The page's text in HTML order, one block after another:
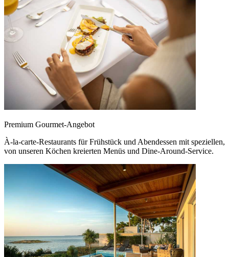
Premium Gourmet-Angebot
À-la-carte-Restaurants für Frühstück und Abendessen mit speziellen,
von unseren Köchen kreierten Menüs und Dine-Around-Service.